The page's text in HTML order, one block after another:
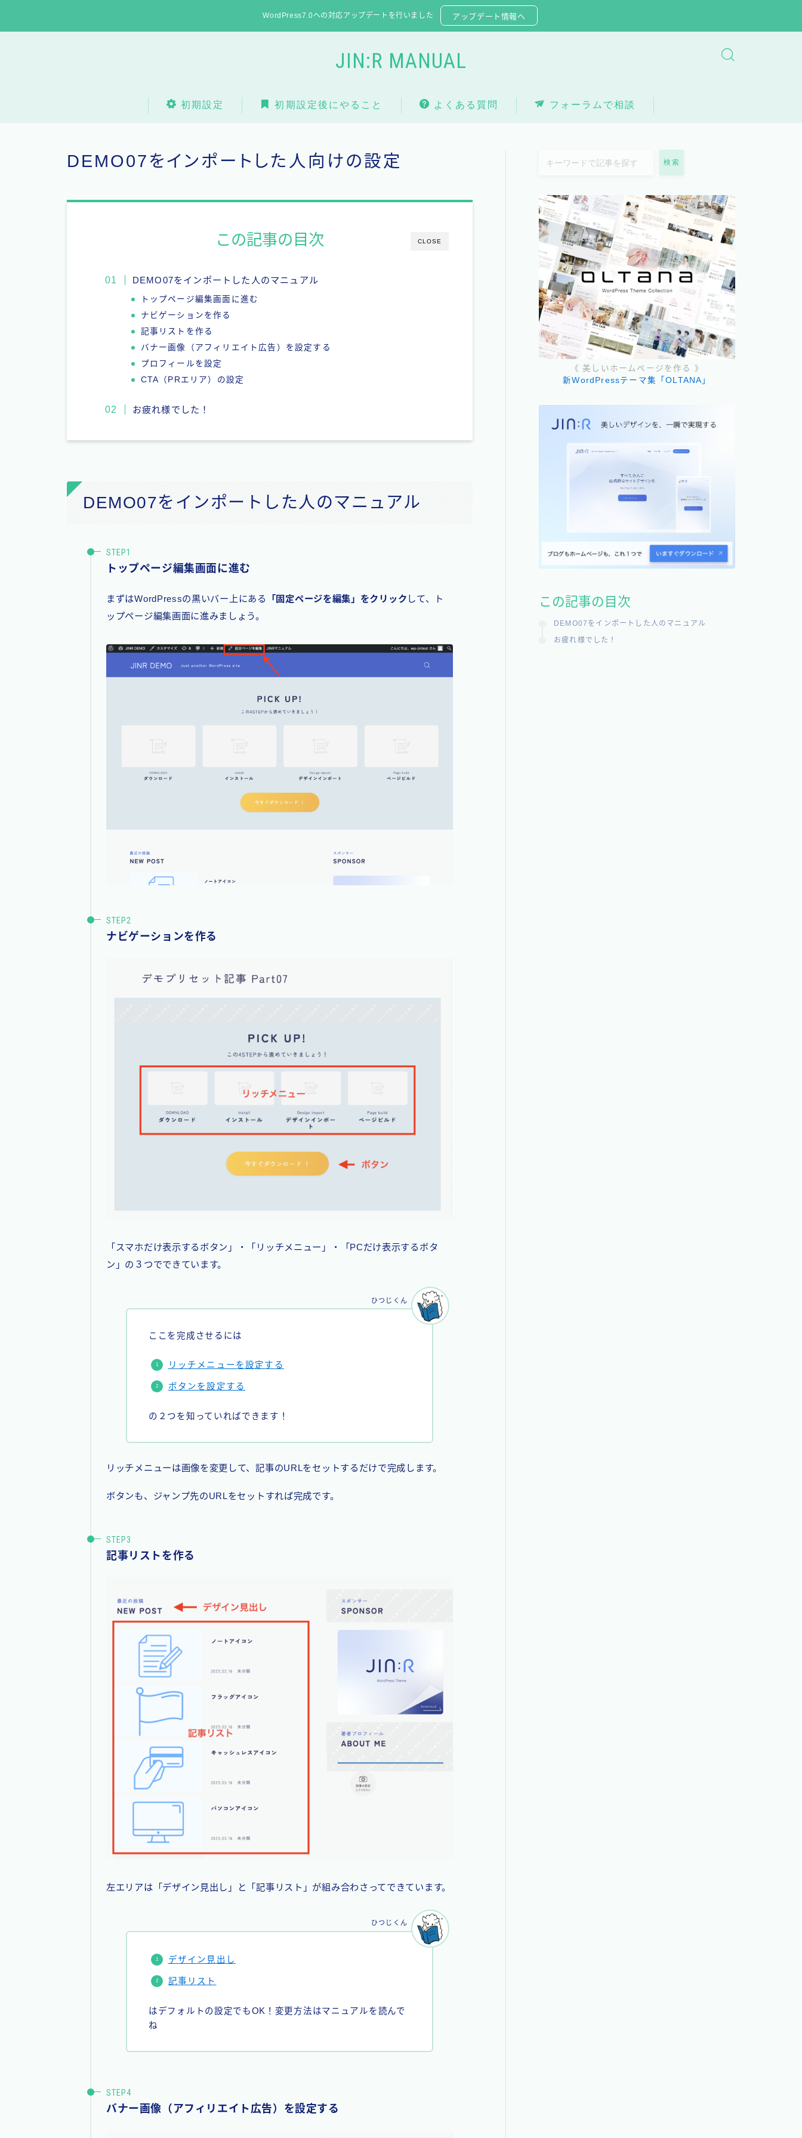
WordPress7.0への対応アップデートを行いました アップデート情報へ
JIN:R MANUAL
初期設定 初期設定後にやること よくある質問 フォーラムで相談
DEMO07をインポートした人向けの設定
CLOSE
この記事の目次
DEMO07をインポートした人のマニュアル
トップページ編集画面に進む
ナビゲーションを作る
記事リストを作る
バナー画像（アフィリエイト広告）を設定する
プロフィールを設定
CTA（PRエリア）の設定
お疲れ様でした！
DEMO07をインポートした人のマニュアル
トップページ編集画面に進む
まずはWordPressの黒いバー上にある 「固定ページを編集」をクリック して、ト
ップページ編集画面に進みましょう。
ナビゲーションを作る
「スマホだけ表示するボタン」・「リッチメニュー」・「PCだけ表示するボタ
ン」の３つでできています。
ここを完成させるには
リッチメニューを設定する
ボタンを設定する
の２つを知っていればできます！
ひつじくん
リッチメニューは画像を変更して、記事のURLをセットするだけで完成します。
ボタンも、ジャンプ先のURLをセットすれば完成です。
記事リストを作る
左エリアは「デザイン見出し」と「記事リスト」が組み合わさってできています。
デザイン見出し
記事リスト
はデフォルトの設定でもOK！変更方法はマニュアルを読んで
ね
ひつじくん
バナー画像（アフィリエイト広告）を設定する
検索
《 美しいホームページを作る 》
新WordPressテーマ集「OLTANA」
この記事の目次
DEMO07をインポートした人のマニュアル
お疲れ様でした！